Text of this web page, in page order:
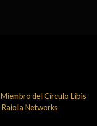
Miembro del Círculo Libis
Raiola Networks